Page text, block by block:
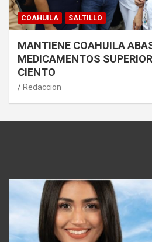
COAHUILA SALTILLO
MANTIENE COAHUILA
MEDICAMENTOS
CIENTO
Redaccion